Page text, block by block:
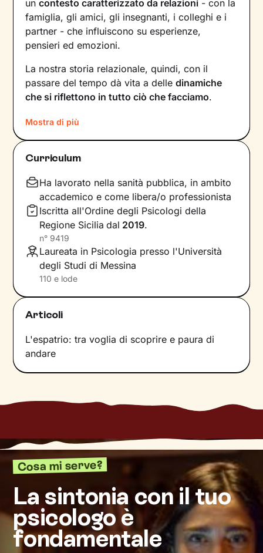
uncontesto caratterizzato da relazioni - con la
famiglia, gli amici, gli insegnanti, i colleghi e i
partner - che influiscono su esperienze,
pensieri ed emozioni.
La nostra storia relazionale, quindi, con il
passare del tempo dà vita a delledinamiche
che si riflettono in tutto ciò che facciamo.
passo necessario per poter dare nuovi
significati a ciò che viviamo ogni giorno.
Proprio su questo ci concentreremo durante i
nostri incontri: in un clima di ascolto e
accoglienza, potrai condividere ciò che provi in
completa libertà. Ripercorreremo la tua storia e
ti aiuterò a riflettere su diversi aspetti della tua
vita, per far emergere i tuoi
profondi. Individueremo lerisorse internee le
potenzialità di cui non sei ancora consapevole,
e attraverso queste ti accompagnerò
e davanti a te compariranno nuove strade da
percorrere un passo dopo l’altro, verso il
cambiamento positivo
Mostra di più
Curriculum
Ha lavorato nella sanità pubblica, in ambito
accademico e come libera/o professionista
Iscritta all'Ordine degli Psicologi della
Regione Sicilia dal 2019.
n° 9419
Laureata in Psicologia presso l'Università
degli Studi di Messina
110 e lode
Articoli
L'espatrio: tra voglia di scoprire e paura di
andare
Cosa mi serve?
La sintonia con il tuo
psicologo è
fondamentale